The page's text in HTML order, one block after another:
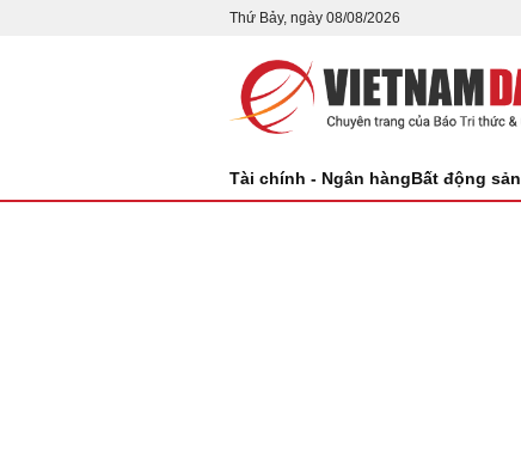
Thứ Bảy, ngày 08/08/2026
Tài chính - Ngân hàngBất động sản